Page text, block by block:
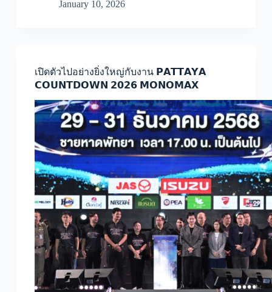
January 10, 2026
เปิดตัวไปอย่างยิ่งใหญ่กับงาน 𝗣𝗔𝗧𝗧𝗔𝗬𝗔
𝗖𝗢𝗨𝗡𝗧𝗗𝗢𝗪𝗡 𝟮𝟬𝟮𝟲 𝗠𝗢𝗡𝗢𝗠𝗔𝗫